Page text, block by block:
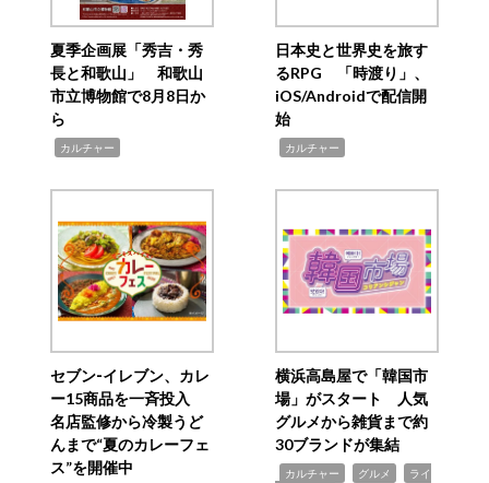
夏季企画展「秀吉・秀
長と和歌山」 和歌山
市立博物館で8月8日か
ら
カルチャー
日本史と世界史を旅す
るRPG 「時渡り」、
iOS/Androidで配信開
始
カルチャー
セブン‐イレブン、カレ
ー15商品を一斉投入
名店監修から冷製うど
んまで“夏のカレーフェ
ス”を開催中
横浜高島屋で「韓国市
場」がスタート 人気
グルメから雑貨まで約
30ブランドが集結
カルチャー グルメ
ライ